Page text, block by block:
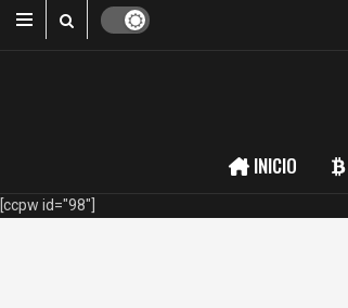
INICIO
[ccpw id="98"]